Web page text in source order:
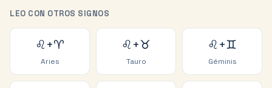
LEO CON OTROS SIGNOS
♌+♈
Aries
♌+♉
Tauro
♌+♊
Géminis